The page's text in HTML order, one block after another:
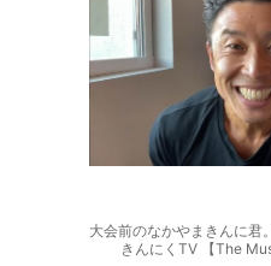
大会前のなかやまきんに君
きんにくTV 【The